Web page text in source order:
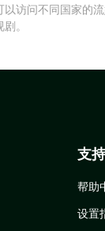
以访问不同国家的
。
支持
帮助
设置